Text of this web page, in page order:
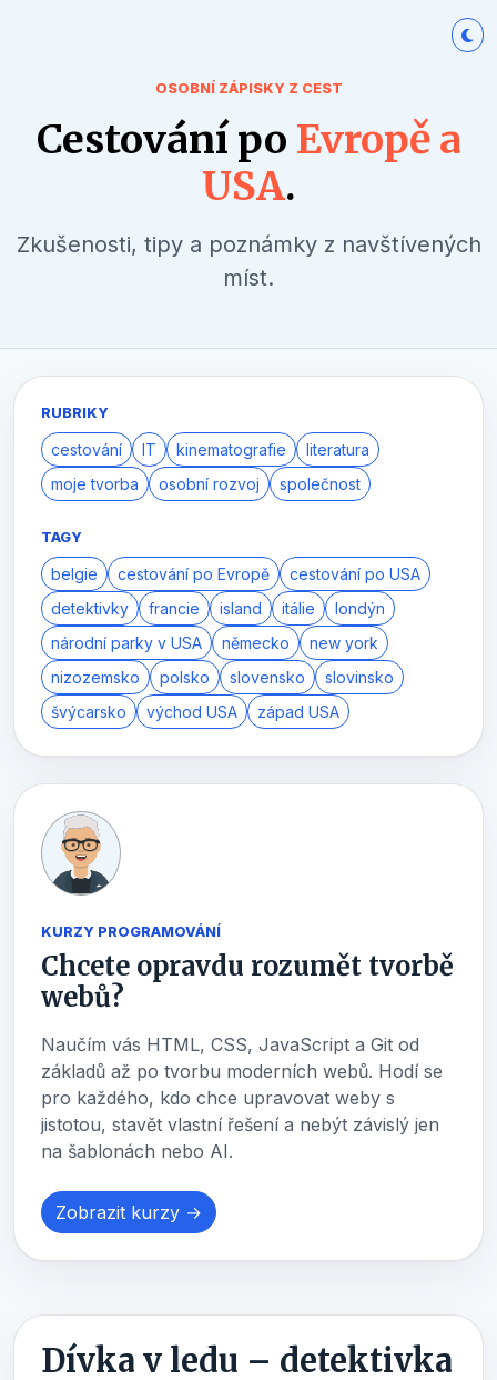
OSOBNÍ ZÁPISKY Z CEST
Cestování po Evropě a
USA.
Zkušenosti, tipy a poznámky z navštívených
míst.
RUBRIKY
cestování IT kinematografie
literatura
moje tvorba
osobní rozvoj společnost
TAGY
belgie cestování po Evropě
cestování po USA
detektivky
francie island itálie
londýn
národní parky v USA
německo
new york
nizozemsko
polsko slovensko
slovinsko
švýcarsko
východ USA západ USA
KURZY PROGRAMOVÁNÍ
Chcete opravdu rozumět tvorbě
webů?
Naučím vás HTML, CSS, JavaScript a Git od
základů až po tvorbu moderních webů. Hodí se
pro každého, kdo chce upravovat weby s
jistotou, stavět vlastní řešení a nebýt závislý jen
na šablonách nebo AI.
Zobrazit kurzy →
Dívka v ledu – detektivka